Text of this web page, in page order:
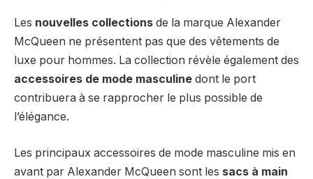
Les nouvelles collections de la marque Alexander
McQueen ne présentent pas que des vêtements de
luxe pour hommes. La collection révèle également des
accessoires de mode masculine dont le port
contribuera à se rapprocher le plus possible de
l’élégance.
Les principaux accessoires de mode masculine mis en
avant par Alexander McQueen sont les sacs à main